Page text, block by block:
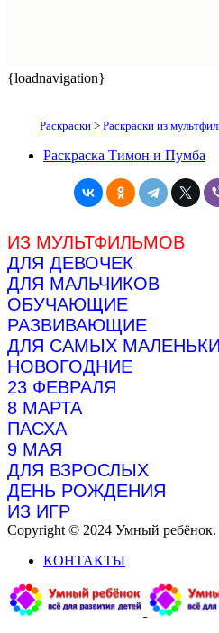
{loadnavigation}
Раскраски > Раскраски из
Раскраска Тимон и Пумба
ИЗ МУЛЬТФИЛЬМОВ
ДЛЯ ДЕВОЧЕК
ДЛЯ МАЛЬЧИКОВ
ОБУЧАЮЩИЕ
РАЗВИВАЮЩИЕ
ДЛЯ САМЫХ
НОВОГОДНИЕ
23 ФЕВРАЛЯ
8 МАРТА
ПАСХА
9 МАЯ
ДЛЯ ВЗРОСЛЫХ
ДЕНЬ РОЖДЕНИЯ
ИЗ ИГР
Copyright © 2024 Умный
КОНТАКТЫ